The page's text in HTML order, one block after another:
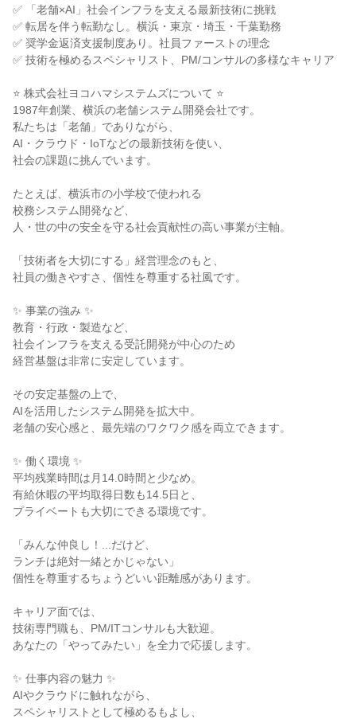
✅ 「老舗×AI」社会インフラを支える最新技術に挑戦
✅ 転居を伴う転勤なし。横浜・東京・埼玉・千葉勤務
✅ 奨学金返済支援制度あり。社員ファーストの理念
✅ 技術を極めるスペシャリスト、PM/コンサルの多様なキャリア
⭐ 株式会社ヨコハマシステムズについて ⭐
1987年創業、横浜の老舗システム開発会社です。
私たちは「老舗」でありながら、
AI・クラウド・IoTなどの最新技術を使い、
社会の課題に挑んでいます。
たとえば、横浜市の小学校で使われる
校務システム開発など、
人・世の中の安全を守る社会貢献性の高い事業が主軸。
「技術者を大切にする」経営理念のもと、
社員の働きやすさ、個性を尊重する社風です。
✨ 事業の強み ✨
教育・行政・製造など、
社会インフラを支える受託開発が中心のため
経営基盤は非常に安定しています。
その安定基盤の上で、
AIを活用したシステム開発を拡大中。
老舗の安心感と、最先端のワクワク感を両立できます。
✨ 働く環境 ✨
平均残業時間は月14.0時間と少なめ。
有給休暇の平均取得日数も14.5日と、
プライベートも大切にできる環境です。
「みんな仲良し！...だけど、
ランチは絶対一緒とかじゃない」
個性を尊重するちょうどいい距離感があります。
キャリア面では、
技術専門職も、PM/ITコンサルも大歓迎。
あなたの「やってみたい」を全力で応援します。
✨ 仕事内容の魅力 ✨
AIやクラウドに触れながら、
スペシャリストとして極めるもよし、